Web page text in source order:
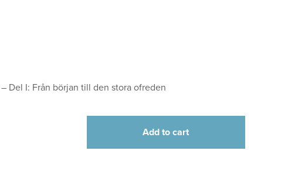
Del I: Från början till den stora ofreden
Add to cart